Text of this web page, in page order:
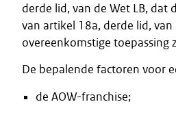
derde lid, van de Wet LB, dat
van artikel 18a, derde lid, van
overeenkomstige toepassing
De bepalende factoren voor
de AOW-franchise;